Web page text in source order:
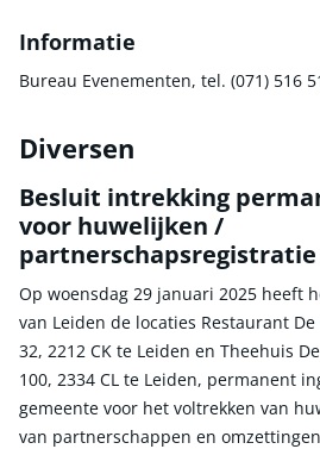
Informatie
Bureau Evenementen, tel. (071) 516
Diversen
Besluit intrekking
voor huwelijken /
Op woensdag 29 januari 2025 heeft
van Leiden de locaties Restaurant
32, 2212 CK te Leiden en Theehuis
100, 2334 CL te Leiden, permanent
gemeente voor het voltrekken van
van partnerschappen en